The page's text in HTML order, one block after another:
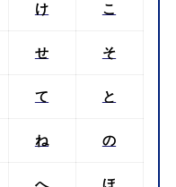
け こ
せ そ
て と
ね の
へ ほ